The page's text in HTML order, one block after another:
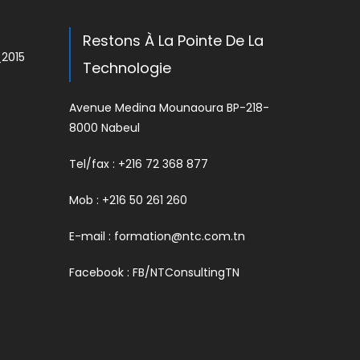
Restons À La Pointe De La
Technologie
Avenue Medina Mounaoura BP-218-
8000 Nabeul
Tel/fax : +216 72 368 877
Mob : +216 50 261 260
E-mail : formation@ntc.com.tn
Facebook :FB/NTConsultingTN